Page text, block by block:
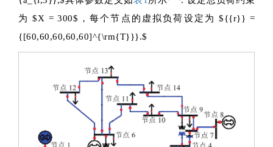
为$X = 300$ ，每个节点的虚拟负荷设定为${{r}} =
{[60,60,60,60,60]^{\rm{T}}}.$